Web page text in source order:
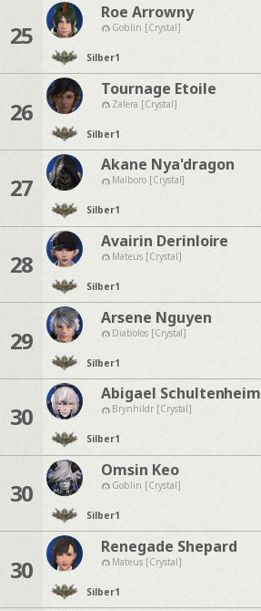
25
Roe Arrowny
Goblin [Crystal]
Silber1
26
Tournage Etoile
Zalera [Crystal]
Silber1
27
Akane Nya'dragon
Malboro [Crystal]
Silber1
28
Avairin Derinloire
Mateus [Crystal]
Silber1
29
Arsene Nguyen
Diabolos [Crystal]
Silber1
30
Abigael Schultenheim
Brynhildr [Crystal]
Silber1
30
Omsin Keo
Goblin [Crystal]
Silber1
30
Renegade Shepard
Mateus [Crystal]
Silber1